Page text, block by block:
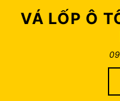
VÁ LỐP Ô